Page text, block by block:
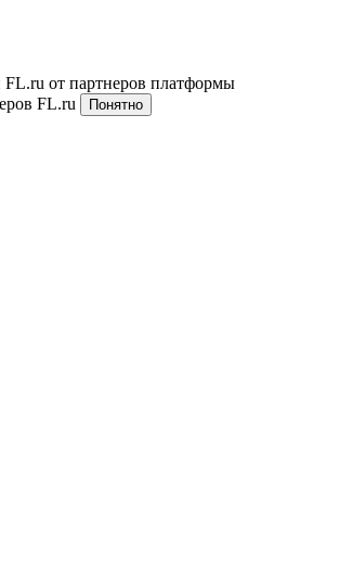
FL.ru от партнеров платформы
FL.ru
Понятно